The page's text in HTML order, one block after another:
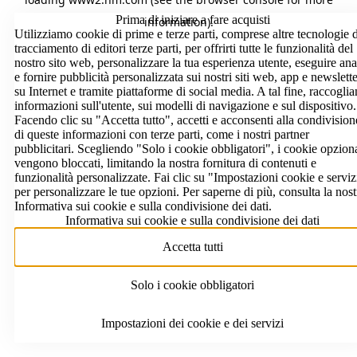
information).
Prima di iniziare a fare acquisti
Utilizziamo cookie di prime e terze parti, comprese altre tecnologie
tracciamento di editori terze parti, per offrirti tutte le funzionalità del
nostro sito web, personalizzare la tua esperienza utente, eseguire
e fornire pubblicità personalizzata sui nostri siti web, app e
su Internet e tramite piattaforme di social media. A tal fine,
informazioni sull'utente, sui modelli di navigazione e sul dispositivo.
Facendo clic su "Accetta tutto", accetti e acconsenti alla
di queste informazioni con terze parti, come i nostri partner
pubblicitari. Scegliendo "Solo i cookie obbligatori", i cookie
vengono bloccati, limitando la nostra fornitura di contenuti e
funzionalità personalizzate. Fai clic su "Impostazioni cookie e
per personalizzare le tue opzioni. Per saperne di più, consulta la
Informativa sui cookie e sulla condivisione dei dati.
Informativa sui cookie e sulla condivisione dei dati
Accetta tutti
Solo i cookie obbligatori
Impostazioni dei cookie e dei servizi